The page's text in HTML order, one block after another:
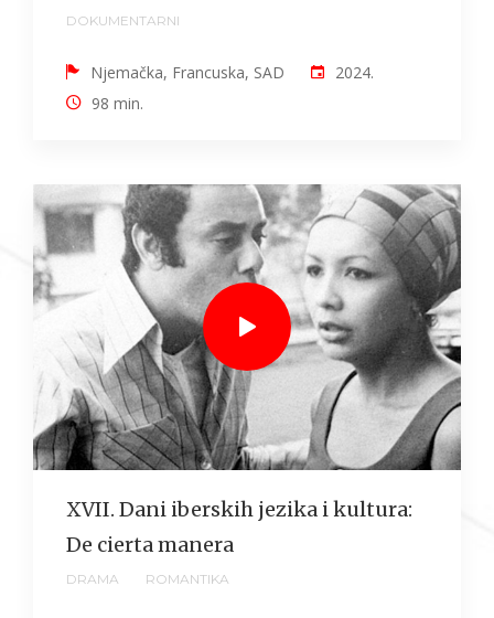
DOKUMENTARNI
Njemačka, Francuska, SAD
2024.
98 min.
XVII. Dani iberskih jezika i kultura:
De cierta manera
DRAMA ROMANTIKA